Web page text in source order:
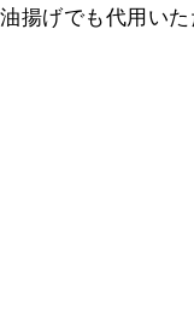
油揚げでも代用いた